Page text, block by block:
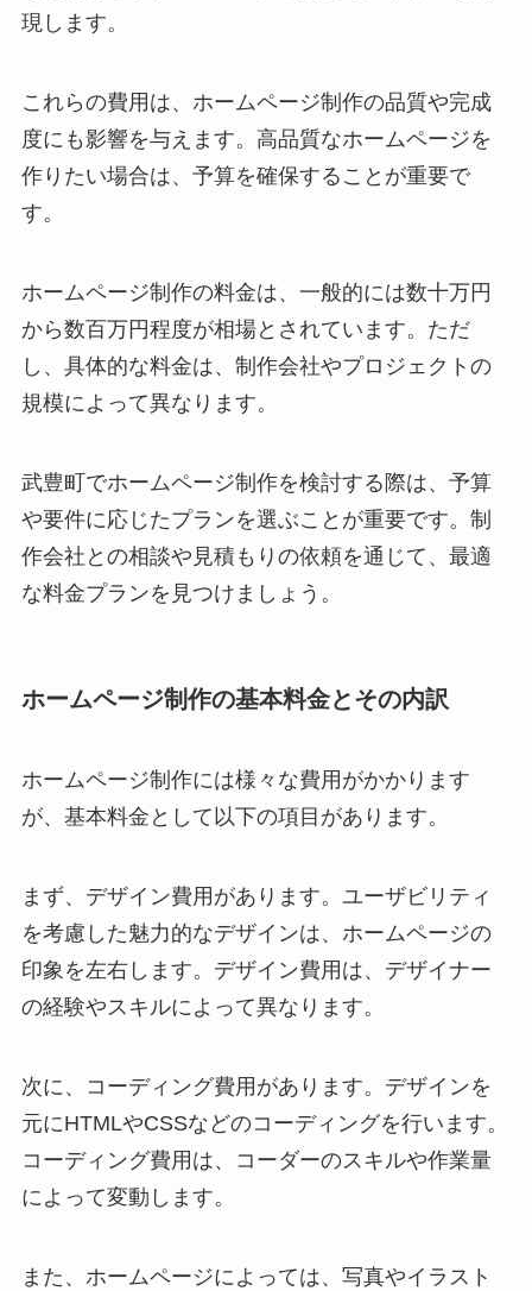
現します。
これらの費用は、ホームページ制作の品質や完成
度にも影響を与えます。高品質なホームページを
作りたい場合は、予算を確保することが重要で
す。
ホームページ制作の料金は、一般的には数十万円
から数百万円程度が相場とされています。ただ
し、具体的な料金は、制作会社やプロジェクトの
規模によって異なります。
武豊町でホームページ制作を検討する際は、予算
や要件に応じたプランを選ぶことが重要です。制
作会社との相談や見積もりの依頼を通じて、最適
な料金プランを見つけましょう。
ホームページ制作の基本料金とその内訳
ホームページ制作には様々な費用がかかります
が、基本料金として以下の項目があります。
まず、デザイン費用があります。ユーザビリティ
を考慮した魅力的なデザインは、ホームページの
印象を左右します。デザイン費用は、デザイナー
の経験やスキルによって異なります。
次に、コーディング費用があります。デザインを
元にHTMLやCSSなどのコーディングを行います。
コーディング費用は、コーダーのスキルや作業量
によって変動します。
また、ホームページによっては、写真やイラスト